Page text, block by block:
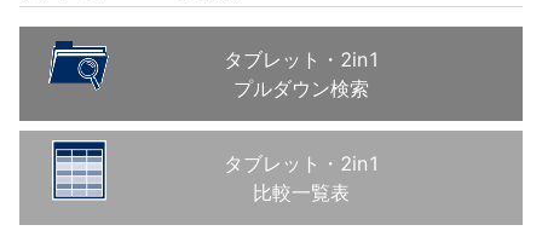
タブレット・2in1
プルダウン検索
タブレット・2in1
比較一覧表